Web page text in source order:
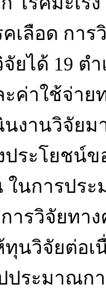
คเลือด กา
ยได้ 19 ต
ค่าใช้จ่ายท
นงานวิจัย
ระโยชน์ข
ในการปร
ารวิจัยทา
นวิจัยต่อเ
ประมาณก